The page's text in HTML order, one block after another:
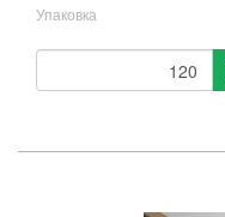
Упаковка